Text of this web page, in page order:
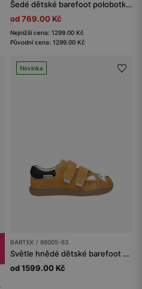
Šedé dětské barefoot polobotky se širokými špičkami BARTEK 87023-10
od 769.00 Kč
Nejnižší cena: 1299.00 Kč
Původní cena: 1299.00 Kč
11
Novinka
BARTEK / 86005-63
Světle hnědé dětské barefoot boty s lišákem
od 1599.00 Kč